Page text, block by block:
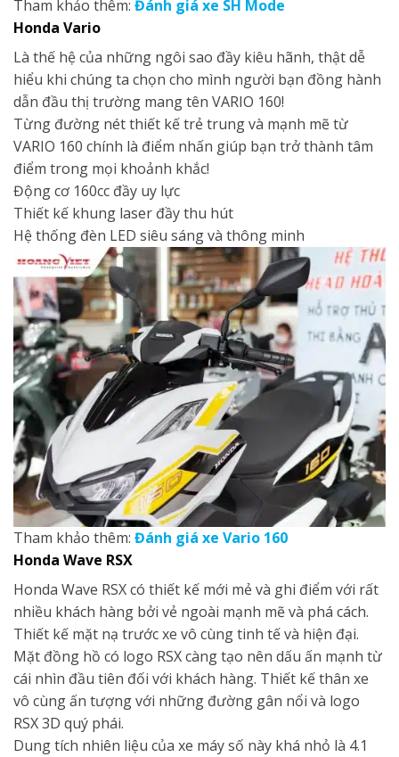
Tham khảo thêm: Đánh giá xe SH Mode
Honda Vario
Là thế hệ của những ngôi sao đầy kiêu hãnh, thật dễ
hiểu khi chúng ta chọn cho mình người bạn đồng hành
dẫn đầu thị trường mang tên VARIO 160!
Từng đường nét thiết kế trẻ trung và mạnh mẽ từ
VARIO 160 chính là điểm nhấn giúp bạn trở thành tâm
điểm trong mọi khoảnh khắc!
Động cơ 160cc đầy uy lực
Thiết kế khung laser đầy thu hút
Hệ thống đèn LED siêu sáng và thông minh
Tham khảo thêm: Đánh giá xe Vario 160
Honda Wave RSX
Honda Wave RSX có thiết kế mới mẻ và ghi điểm với rất
nhiều khách hàng bởi vẻ ngoài mạnh mẽ và phá cách.
Thiết kế mặt nạ trước xe vô cùng tinh tế và hiện đại.
Mặt đồng hồ có logo RSX càng tạo nên dấu ấn mạnh từ
cái nhìn đầu tiên đối với khách hàng. Thiết kế thân xe
vô cùng ấn tượng với những đường gân nổi và logo
RSX 3D quý phái.
Dung tích nhiên liệu của xe máy số này khá nhỏ là 4.1